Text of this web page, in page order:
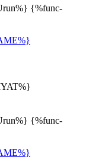
{%func-
{%func-